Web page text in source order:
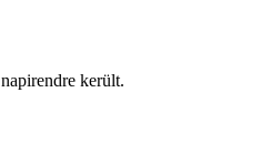
került.